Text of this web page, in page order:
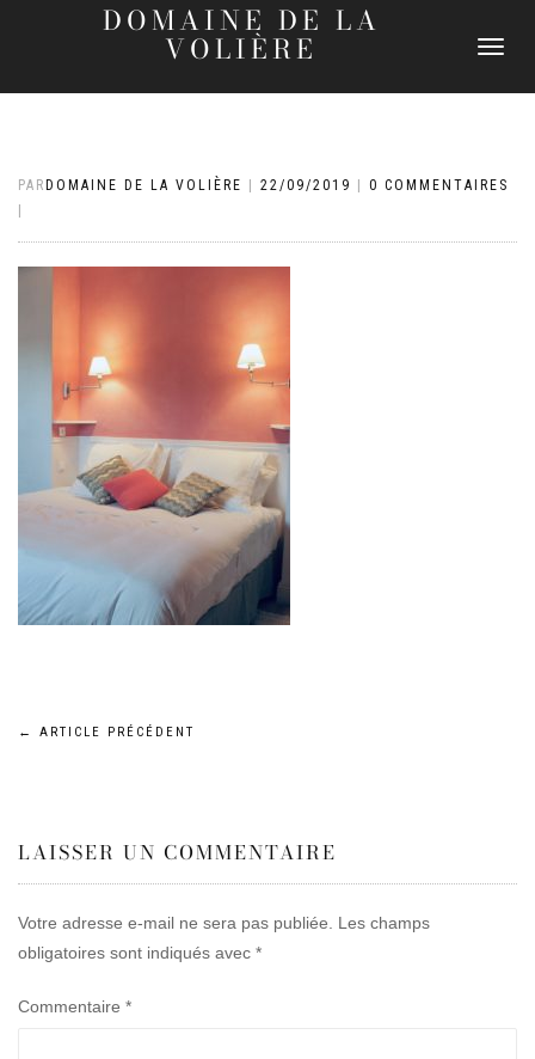
DOMAINE DE LA
VOLIÈRE
DÉPLIER
PAR DOMAINE DE LA VOLIÈRE 22/09/2019
0 COMMENTAIRES
Navigation
l’article
← ARTICLE PRÉCÉDENT
LAISSER UN COMMENTAIRE
Votre adresse e-mail ne sera pas publiée.
Les champs
obligatoires sont indiqués avec *
Commentaire *